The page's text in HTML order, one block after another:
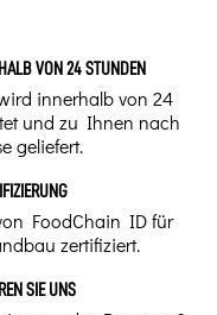
VON 24 STUNDEN
innerhalb von 24
und zu Ihnen nach
geliefert.
FoodChain ID für
zertifiziert.
SIE UNS